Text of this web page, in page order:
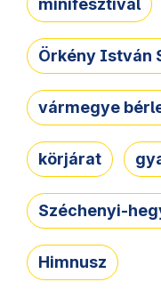
minifesztivál
Örkény István
vármegye
körjárat
Széchenyi-
Himnusz